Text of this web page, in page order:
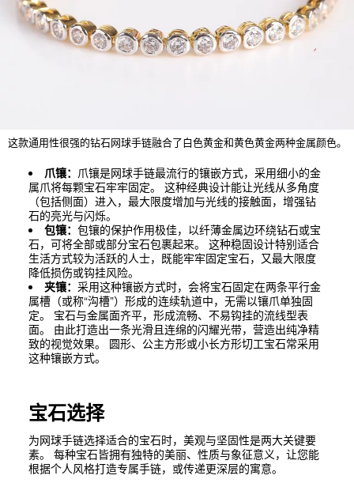
这款通用性很强的钻石网球手链融合了白色黄金和黄色黄金两种金属颜色。
爪镶： 爪镶是网球手链最流行的镶嵌方式，采用细小的金
属爪将每颗宝石牢牢固定。 这种经典设计能让光线从多角度
（包括侧面）进入，最大限度增加与光线的接触面，增强钻
石的亮光与闪烁。
包镶： 包镶的保护作用极佳，以纤薄金属边环绕钻石或宝
石，可将全部或部分宝石包裹起来。 这种稳固设计特别适合
生活方式较为活跃的人士，既能牢牢固定宝石，又最大限度
降低损伤或钩挂风险。
夹镶： 采用这种镶嵌方式时，会将宝石固定在两条平行金
属槽（或称“沟槽”）形成的连续轨道中，无需以镶爪单独固
定。 宝石与金属面齐平，形成流畅、不易钩挂的流线型表
面。 由此打造出一条光滑且连绵的闪耀光带，营造出纯净精
致的视觉效果。 圆形、公主方形或小长方形切工宝石常采用
这种镶嵌方式。
宝石选择
为网球手链选择适合的宝石时，美观与坚固性是两大关键要
素。 每种宝石皆拥有独特的美丽、性质与象征意义，让您能
根据个人风格打造专属手链，或传递更深层的寓意。